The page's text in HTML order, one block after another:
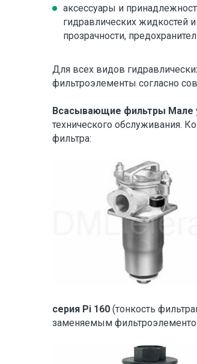
аксессуары и
гидравлических жидкостей
прозрачности,
Для всех видов
фильтроэлементы согласно
Всасывающие фильтры Мале
технического обслуживания.
фильтра:
серия Pi 160 (тонкость
заменяемым